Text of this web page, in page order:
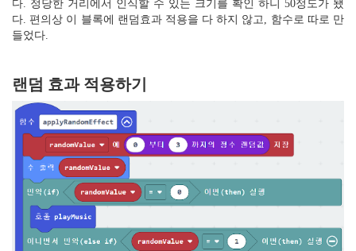
다. 정당한 거리에서 인식할 수 있는 크기를 확인 하니 50정도가 됐
다. 편의상 이 블록에 랜덤효과 적용을 다 하지 않고, 함수로 따로 만
들었다.
랜덤 효과 적용하기